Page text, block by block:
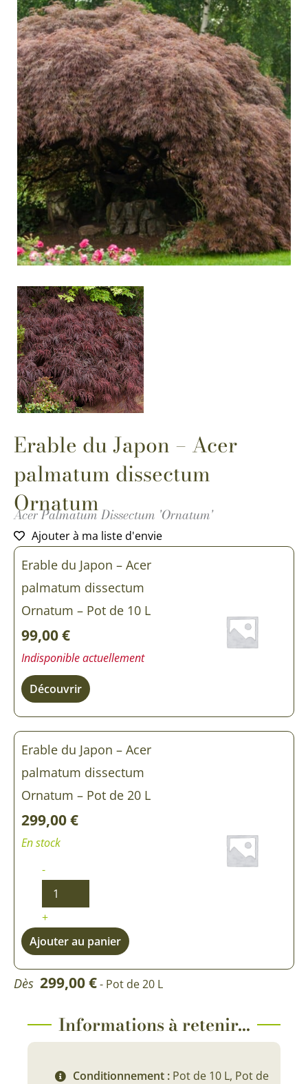
Erable du Japon – Acer
palmatum dissectum
Ornatum
Acer Palmatum Dissectum 'Ornatum'
Ajouter à ma liste d'envie
Erable du Japon – Acer
palmatum dissectum
Ornatum – Pot de 10 L
99,00€
Indisponible actuellement
Découvrir
Erable du Japon – Acer
palmatum dissectum
Ornatum – Pot de 20 L
299,00€
En stock
-
de
du
Japon
Acer
dissectum
Ornatum
+
Ajouter au panier
Dès 299,00€- Pot de 20 L
Informations à retenir...
Conditionnement : Pot de 10 L, Pot de